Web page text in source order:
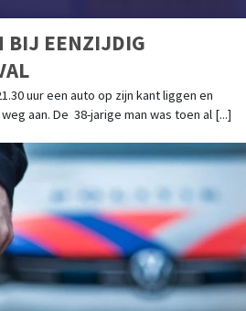
BIJ EENZIJDIG
uur een auto op zijn kant liggen en
aan. De 38-jarige man was toen al [...]